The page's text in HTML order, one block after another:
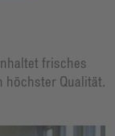
frisches
höchster Qualität.